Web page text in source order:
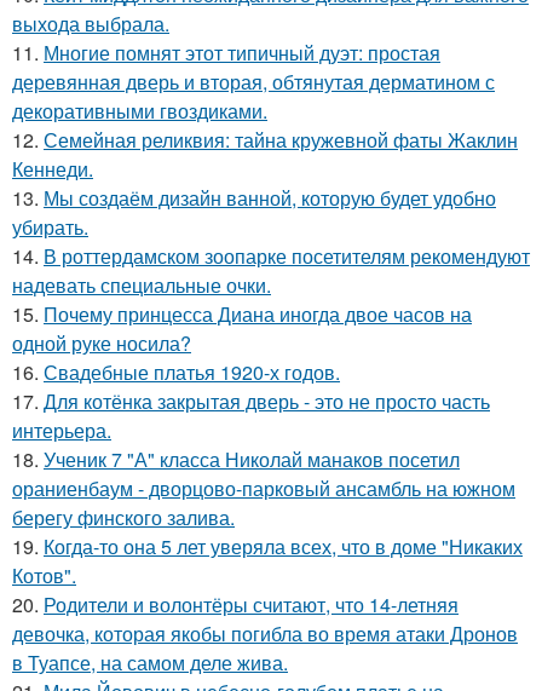
выхода выбрала.
11. Многие помнят этот типичный дуэт: простая
деревянная дверь и вторая, обтянутая дерматином с
декоративными гвоздиками.
12. Семейная реликвия: тайна кружевной фаты Жаклин
Кеннеди.
13. Мы создаём дизайн ванной, которую будет удобно
убирать.
14. В роттердамском зоопарке посетителям рекомендуют
надевать специальные очки.
15. Почему принцесса Диана иногда двое часов на
одной руке носила?
16. Свадебные платья 1920-х годов.
17. Для котёнка закрытая дверь - это не просто часть
интерьера.
18. Ученик 7 "А" класса Николай манаков посетил
ораниенбаум - дворцово-парковый ансамбль на южном
берегу финского залива.
19. Когда-то она 5 лет уверяла всех, что в доме "Никаких
Котов".
20. Родители и волонтёры считают, что 14-летняя
девочка, которая якобы погибла во время атаки Дронов
в Туапсе, на самом деле жива.